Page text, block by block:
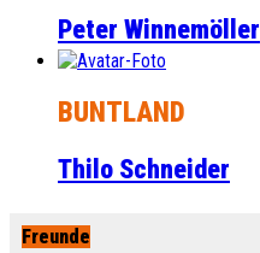
Peter Winnemöller
BUNTLAND
Thilo Schneider
Freunde